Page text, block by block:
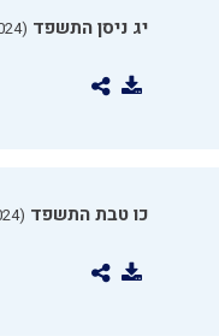
יג ניסן התשפד (21.04.2024)
כו טבת התשפד (07.01.2024)